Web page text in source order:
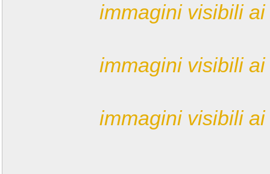
immagini visibili
immagini visibili
immagini visibili